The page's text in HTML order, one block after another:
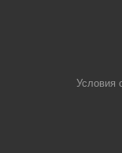
Условия